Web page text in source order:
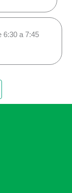
6:30 a 7:45